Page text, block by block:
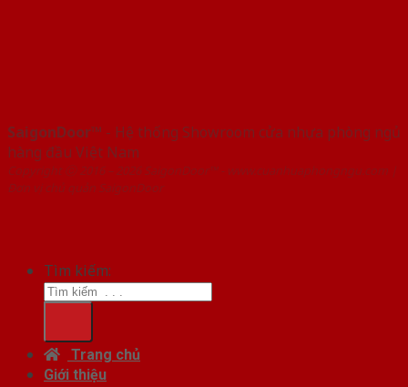
SaigonDoor™ - Hệ thống Showroom cửa nhựa phòng ngủ
hàng đầu Việt Nam
Copyright ⓒ 2016 – 2026 SaigonDoor™ - www.cuanhuaphongngu.com |
Đơn vị chủ quản SaigonDoor
Tìm kiếm:
Trang chủ
Giới thiệu